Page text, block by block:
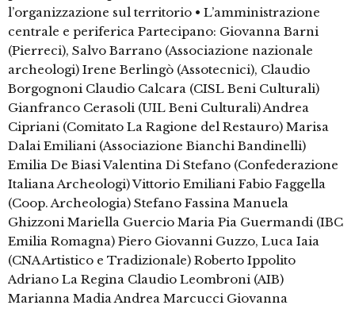
l’organizzazione sul territorio • L’amministrazione
centrale e periferica Partecipano: Giovanna Barni
(Pierreci), Salvo Barrano (Associazione nazionale
archeologi) Irene Berlingò (Assotecnici), Claudio
Borgognoni Claudio Calcara (CISL Beni Culturali)
Gianfranco Cerasoli (UIL Beni Culturali) Andrea
Cipriani (Comitato La Ragione del Restauro) Marisa
Dalai Emiliani (Associazione Bianchi Bandinelli)
Emilia De Biasi Valentina Di Stefano (Confederazione
Italiana Archeologi) Vittorio Emiliani Fabio Faggella
(Coop. Archeologia) Stefano Fassina Manuela
Ghizzoni Mariella Guercio Maria Pia Guermandi (IBC
Emilia Romagna) Piero Giovanni Guzzo, Luca Iaia
(CNA Artistico e Tradizionale) Roberto Ippolito
Adriano La Regina Claudio Leombroni (AIB)
Marianna Madia Andrea Marcucci Giovanna